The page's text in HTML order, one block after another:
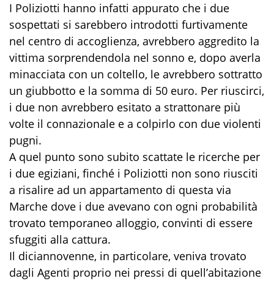
I Poliziotti hanno infatti appurato che i due
sospettati si sarebbero introdotti furtivamente
nel centro di accoglienza, avrebbero aggredito la
vittima sorprendendola nel sonno e, dopo averla
minacciata con un coltello, le avrebbero sottratto
un giubbotto e la somma di 50 euro. Per riuscirci,
i due non avrebbero esitato a strattonare più
volte il connazionale e a colpirlo con due violenti
pugni.
A quel punto sono subito scattate le ricerche per
i due egiziani, finché i Poliziotti non sono riusciti
a risalire ad un appartamento di questa via
Marche dove i due avevano con ogni probabilità
trovato temporaneo alloggio, convinti di essere
sfuggiti alla cattura.
Il diciannovenne, in particolare, veniva trovato
dagli Agenti proprio nei pressi di quell’abitazione